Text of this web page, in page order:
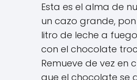
Esta es el alma de
un cazo grande,
litro de leche a
con el chocolate
Remueve de vez en
que el chocolate se